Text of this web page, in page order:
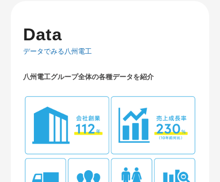
Data
データでみる八州電工
八州電工グループ全体の各種データを紹介